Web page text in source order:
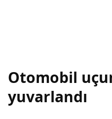
Otomobil
yuvarlandı